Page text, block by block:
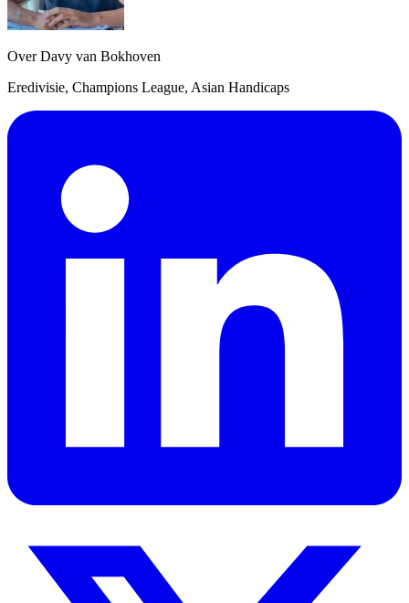
Over Davy van Bokhoven
Eredivisie, Champions League, Asian Handicaps